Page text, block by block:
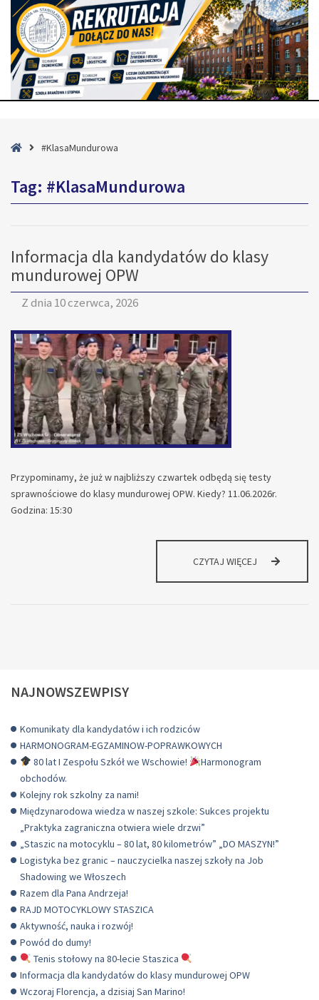
Strona#KlasaMundurowa
Tag: #KlasaMundurowa
Informacja dla kandydatów do klasy
mundurowej OPW
Z dnia 10 czerwca, 2026
Przypominamy, że już w najbliższy czwartek odbędą się testy
sprawnościowe do klasy mundurowej OPW. Kiedy? 11.06.2026r.
Godzina: 15:30
CZYTAJ WIĘCEJ INFORMACJA
NAJNOWSZEWPISY
Komunikaty dla kandydatów i ich rodziców
HARMONOGRAM-EGZAMINOW-POPRAWKOWYCH
80 lat I Zespołu Szkół we Wschowie!
Harmonogram
obchodów.
Kolejny rok szkolny za nami!
Międzynarodowa wiedza w naszej szkole: Sukces projektu
„Praktyka zagraniczna otwiera wiele drzwi”
„Staszic na motocyklu – 80 lat, 80 kilometrów” „DO MASZYN!”
Logistyka bez granic – nauczycielka naszej szkoły na Job
Shadowing we Włoszech
Razem dla Pana Andrzeja!
RAJD MOTOCYKLOWY STASZICA
Aktywność, nauka i rozwój!
Powód do dumy!
Tenis stołowy na 80-lecie Staszica
Informacja dla kandydatów do klasy mundurowej OPW
Wczoraj Florencja, a dzisiaj San Marino!